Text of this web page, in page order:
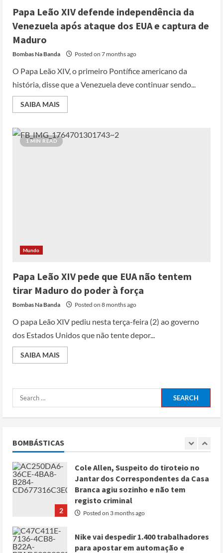
Papa Leão XIV defende independência da
Venezuela após ataque dos EUA e captura de
Maduro
Bombas Na Banda Posted on 7 months ago
O Papa Leão XIV, o primeiro Pontífice americano da
história, disse que a Venezuela deve continuar sendo...
SAIBA MAIS
1 MIN READ
Mundo
Papa Leão XIV pede que EUA não tentem
tirar Maduro do poder à força
Bombas Na Banda Posted on 8 months ago
O papa Leão XIV pediu nesta terça-feira (2) ao governo
dos Estados Unidos que não tente depor...
SAIBA MAIS
BOMBÁSTICAS
Papa Leão XIV em Malabo: “Nome de
Deus não pode ser profanado por
desejo de domínio”
Irão reabre Estreito de Ormuz
1
2
Cole Allen, Suspeito do tiroteio no
Jantar dos Correspondentes da Casa
Branca agiu sozinho e não tem
registo criminal
Posted on 3 months ago
Nike vai despedir 1.400 trabalhadores
para apostar em automação e